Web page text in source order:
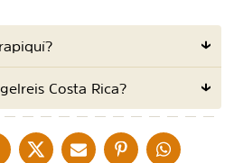
Costa Rica?
OP FACEBOOK
DELEN OP XDELEN VIA DE MAIL
DELEN OP PINTEREST
DELEN OP